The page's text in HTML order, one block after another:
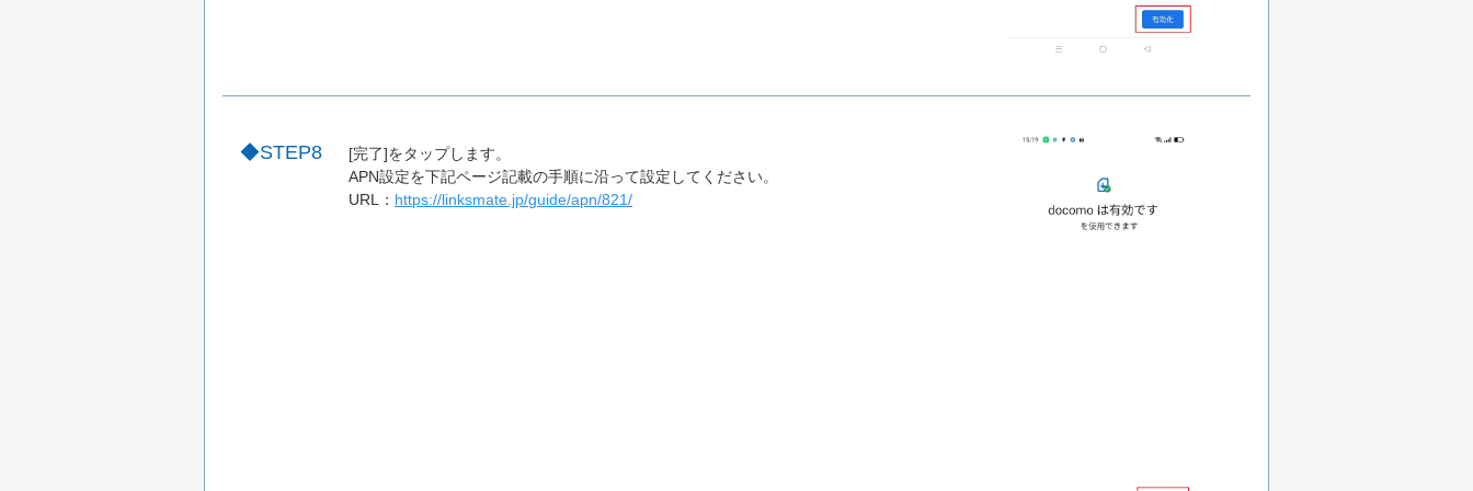
STEP8
[完了]をタップします。
APN設定を下記ページ記載の手順に沿って設定してください。
URL： https://linksmate.jp/guide/apn/821/